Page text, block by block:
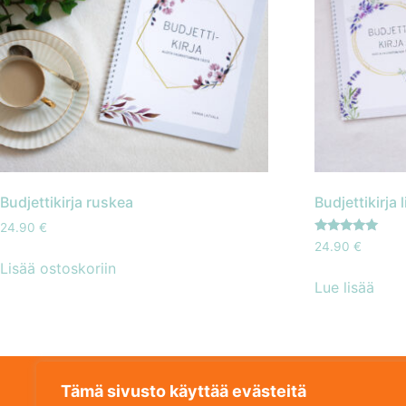
Tämä sivusto käyttää evästeitä
Budjettikirja ruskea
24.90 €
Lisää ostoskoriin
Budjettikirja
Arvostelu
tuotteesta:
24.90€
Lue lisää